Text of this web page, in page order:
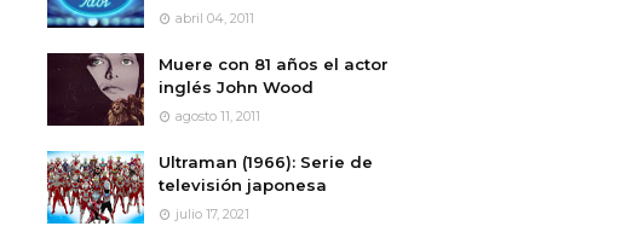
abril 04, 2011
Muere con 81 años el actor
inglés John Wood
agosto 11, 2011
Ultraman (1966): Serie de
televisión japonesa
julio 17, 2021